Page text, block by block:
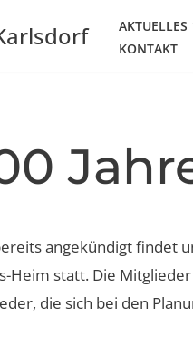
AKTUELLES
KONTAKT
angekündigt findet
Heim statt. Die
die sich bei den